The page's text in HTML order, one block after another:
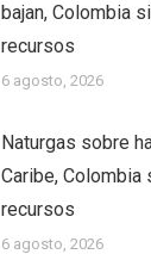
bajan, Colombia
recursos
6 agosto, 2026
Naturgas sobre
Caribe, Colombia
recursos
6 agosto, 2026